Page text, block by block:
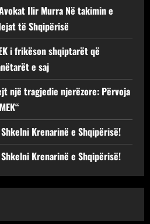
Ilir Murra Në takimin e
të Shqipërisë
i frikëson shqiptarët që
e saj
një tragjedie njerëzore: Përvoja
Krenarinë e Shqipërisë!
Krenarinë e Shqipërisë!